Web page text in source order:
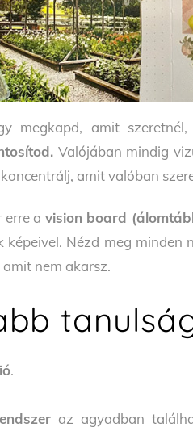
megkapd, amit
Valójában mindig
amit valóban
erre a vision board
képeivel. Nézd meg
nem akarsz.
.
az agyadban